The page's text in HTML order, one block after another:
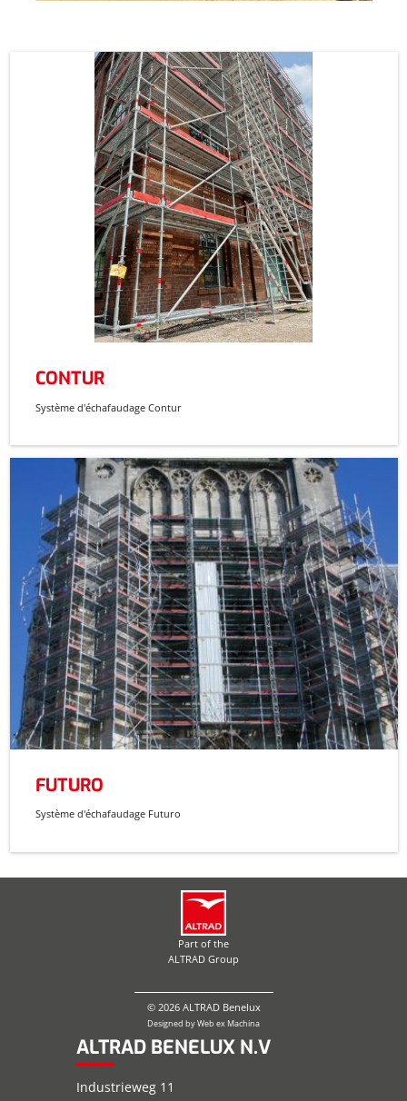
CONTUR
Système d'échafaudage Contur
FUTURO
Système d'échafaudage Futuro
Part of the
ALTRAD Group
© 2026 ALTRAD Benelux
Designed byWeb ex Machina
ALTRAD BENELUX N.V
Industrieweg 11